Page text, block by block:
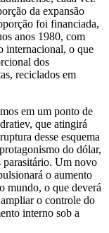
da expansão
foi financiada,
anos 1980, com
internacional, o que
dos
reciclados em
em um ponto de
que atingirá
desse esquema
do dólar,
parasitário. Um novo
o aumento
mundo, o que deverá
o controle do
interno sob a